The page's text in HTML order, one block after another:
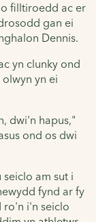
filltiroedd ac er
gan ei
Dennis.
yn clunky ond
yn ei
dwi'n hapus,"
ond os dwi
am sut i
fynd ar fy
ro'n i'n seiclo